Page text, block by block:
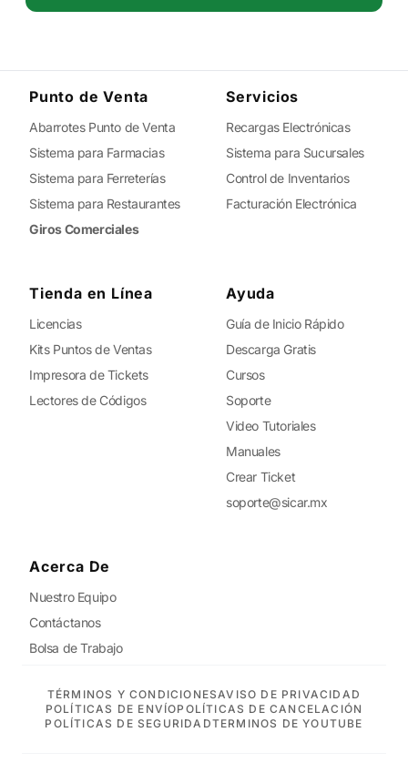
Punto de Venta
Abarrotes Punto de Venta
Sistema para Farmacias
Sistema para Ferreterías
Sistema para Restaurantes
Giros Comerciales
Servicios
Recargas Electrónicas
Sistema para Sucursales
Control de Inventarios
Facturación Electrónica
Tienda en Línea
Licencias
Kits Puntos de Ventas
Impresora de Tickets
Lectores de Códigos
Ayuda
Guía de Inicio Rápido
Descarga Gratis
Cursos
Soporte
Video Tutoriales
Manuales
Crear Ticket
soporte@sicar.mx
Acerca De
Nuestro Equipo
Contáctanos
Bolsa de Trabajo
TÉRMINOS Y CONDICIONESAVISO DE PRIVACIDAD
POLÍTICAS DE ENVÍOPOLÍTICAS DE CANCELACIÓN
POLÍTICAS DE SEGURIDADTERMINOS DE YOUTUBE